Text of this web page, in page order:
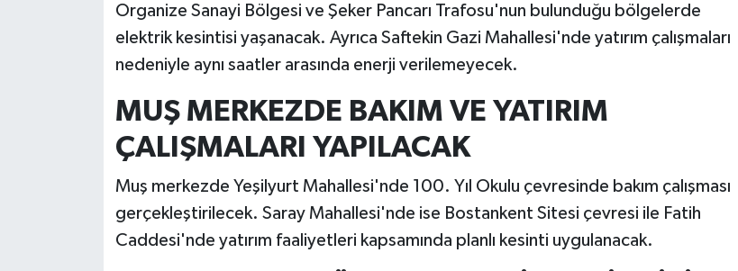
Organize Sanayi Bölgesi ve Şeker Pancarı Trafosu'nun bulunduğu bölgelerde
elektrik kesintisi yaşanacak. Ayrıca Saftekin Gazi Mahallesi'nde yatırım çalışmaları
nedeniyle aynı saatler arasında enerji verilemeyecek.
MUŞ MERKEZDE BAKIM VE YATIRIM
ÇALIŞMALARI YAPILACAK
Muş merkezde Yeşilyurt Mahallesi'nde 100. Yıl Okulu çevresinde bakım çalışması
gerçekleştirilecek. Saray Mahallesi'nde ise Bostankent Sitesi çevresi ile Fatih
Caddesi'nde yatırım faaliyetleri kapsamında planlı kesinti uygulanacak.